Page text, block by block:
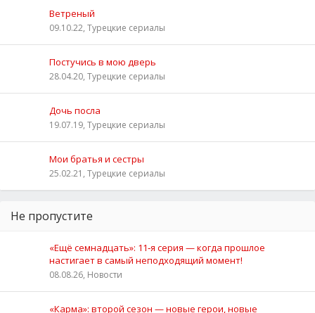
Ветреный
09.10.22, Турецкие сериалы
Постучись в мою дверь
28.04.20, Турецкие сериалы
Дочь посла
19.07.19, Турецкие сериалы
Мои братья и сестры
25.02.21, Турецкие сериалы
Не пропустите
«Ещё семнадцать»: 11‑я серия — когда прошлое
настигает в самый неподходящий момент!
08.08.26, Новости
«Карма»: второй сезон — новые герои, новые